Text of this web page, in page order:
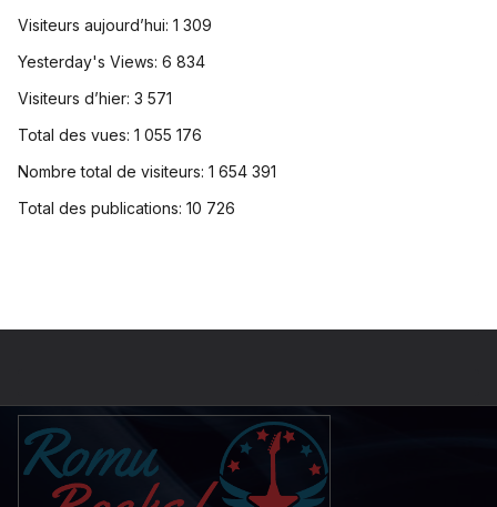
Visiteurs aujourd’hui: 1 309
Yesterday's Views: 6 834
Visiteurs d’hier: 3 571
Total des vues: 1 055 176
Nombre total de visiteurs: 1 654 391
Total des publications: 10 726